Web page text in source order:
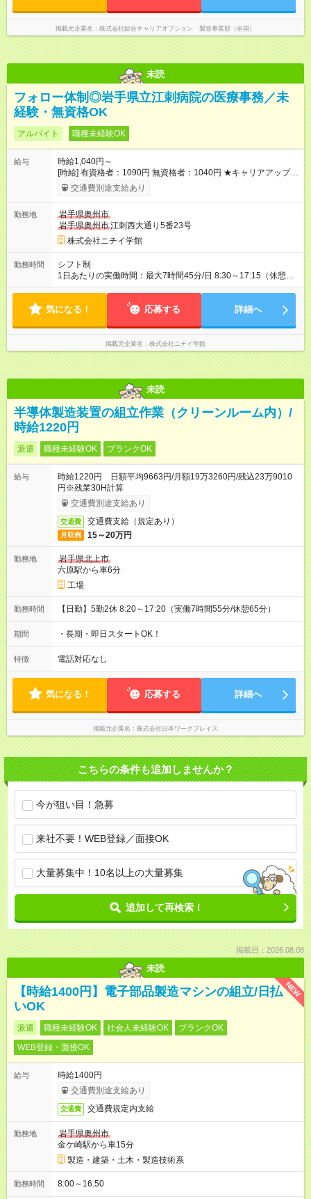
掲載元企業名 株式会社綜合キャリアオプション 製造事業部（全国）
未読
フォロー体制◎岩手県立江刺病院の医療事務／未
経験・無資格OK
アルバイト 職種未経験OK
給与
時給1,040円～
[時給] 有資格者：1090円 無資格者：1040円 ★キャリアアップ制
度あり 進級により給与がアップします！ 【試用期間】試用期間
あり 試用期間の長さ：3ヶ月 雇用形態、給与は本採用時と同じ
交通費別途支給あり
勤務地
岩手県奥州市
岩手県奥州市江刺西大通り5番23号
株式会社ニチイ学館
勤務時間
シフト制
1日あたりの実働時間：最大7時間45分/日 8:30～17:15（休憩60
分） 8:30～13:30（休憩なし） ※上記時間帯でのシフト制 ※勤
気になる！ 応募する 詳細へ
掲載元企業名 株式会社ニチイ学館
未読
半導体製造装置の組立作業（クリーンルーム内）/
時給1220円
派遣 職種未経験OK ブランクOK
給与
時給1220円 日額平均9663円/月額19万3260円/残込23万9010
円※残業30H計算
交通費別途支給あり
交通費 交通費支給（規定あり）
月収例 15～20万円
勤務地
岩手県北上市
六原駅から車6分
工場
勤務時間 【日勤】5勤2休 8:20～17:20（実働7時間55分/休憩65分）
期間 ・長期・即日スタートOK！
特徴 電話対応なし
気になる！ 応募する 詳細へ
掲載元企業名 株式会社日本ワークプレイス
こちらの条件も追加しませんか？
今が狙い目！急募
来社不要！WEB登録／面接OK
大量募集中！10名以上の大量募集
追加して再検索！
掲載日：2026.08.08
未読
NEW
【時給1400円】電子部品製造マシンの組立/日払
いOK
派遣 職種未経験OK 社会人未経験OK
ブランクOK
WEB登録・面接OK
給与
時給1400円
交通費別途支給あり
交通費 交通費規定内支給
勤務地
岩手県奥州市
金ケ崎駅から車15分
製造・建築・土木・製造技術系
勤務時間 8:00～16:50